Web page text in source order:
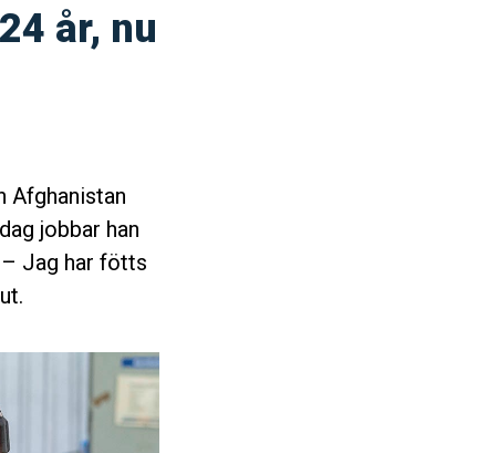
år, nu
Afghanistan
jobbar han
Jag har fötts